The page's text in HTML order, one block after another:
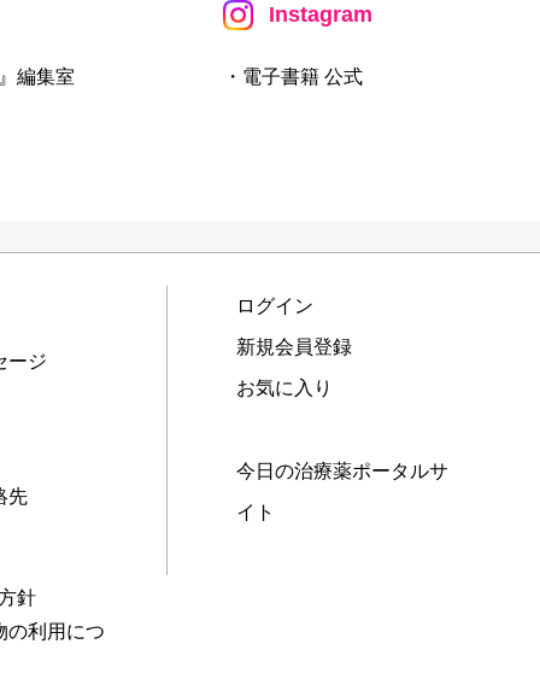
編集室
Instagram
・電子書籍 公式
ージ
先
針
の利用につ
ログイン
新規会員登録
お気に入り
今日の治療薬ポータルサ
イト